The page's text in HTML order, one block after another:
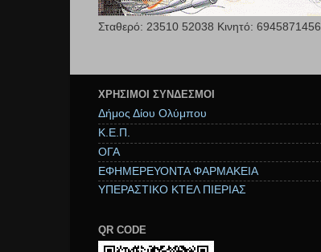
Σταθερό: 23510 52038 Κινητό: 6945871456
ΧΡΉΣΙΜΟΙ ΣΥΝΔΕΣΜΟΙ
Δήμος Δίου Ολύμπου
Κ.Ε.Π.
ΟΓΑ
ΕΦΗΜΕΡΕΥΟΝΤΑ ΦΑΡΜΑΚΕΙΑ
ΥΠΕΡΑΣΤΙΚΟ ΚΤΕΛ ΠΙΕΡΙΑΣ
QR CODE